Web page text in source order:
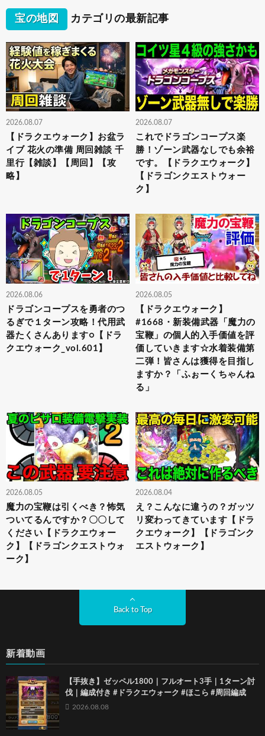
宝の地図 カテゴリの最新記事
2026.08.07
【ドラクエウォーク】お盆ラ
イブ 花火の準備 周回雑談 千
里行【雑談】【周回】【攻
略】
2026.08.07
これでドラゴンコープス楽
勝！ゾーン武器なしでも余裕
です。【ドラクエウォーク】
【ドラゴンクエストウォー
ク】
2026.08.06
ドラゴンコープスを勇者のつ
るぎで１ターン攻略！代用武
器たくさんあります○【ドラ
クエウォーク_vol.601】
2026.08.05
【ドラクエウォーク】
#1668・新装備武器「魔力の
宝鞭」の個人的入手価値を評
価していきます☆水着装備第
二弾！皆さんは獲得を目指し
ますか？「ふぉーくちゃんね
る」
2026.08.05
魔力の宝鞭は引くべき？怖気
ついてるんですか？〇〇して
ください【ドラクエウォー
ク】【ドラゴンクエストウォ
ーク】
2026.08.04
え？こんなに違うの？ガッツ
リ変わってきています【ドラ
クエウォーク】【ドラゴンク
エストウォーク】
Back to Top
新着動画
【手抜き】ゼッペル1800｜フルオート3手｜1ターン討
伐｜編成付き #ドラクエウォーク #ほこら #周回編成
2026.08.08